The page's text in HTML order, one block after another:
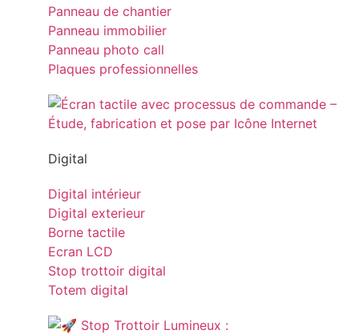
Panneau de chantier
Panneau immobilier
Panneau photo call
Plaques professionnelles
Digital
Digital intérieur
Digital exterieur
Borne tactile
Ecran LCD
Stop trottoir digital
Totem digital